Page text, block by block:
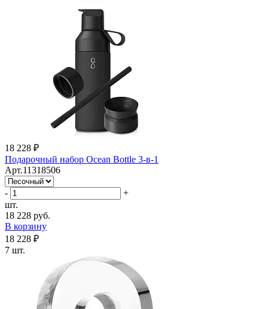
18 228 ₽
Подарочный набор Ocean Bottle 3-в-1
Арт.11318506
-
+
шт.
18 228 руб.
В корзину
18 228 ₽
7 шт.